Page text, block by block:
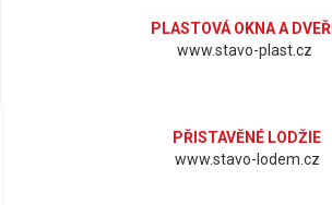
PLASTOVÁ OKNA A
www.stavo-plast.cz
PŘISTAVĚNÉ LODŽIE
www.stavo-lodem.cz